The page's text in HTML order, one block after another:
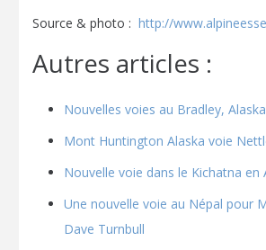
Source & photo : http://
Autres articles :
Nouvelles voies au Bradley, Alaska
Mont Huntington Alaska voie
Nouvelle voie dans le Kichatna en
Une nouvelle voie au Népal pour
Dave Turnbull